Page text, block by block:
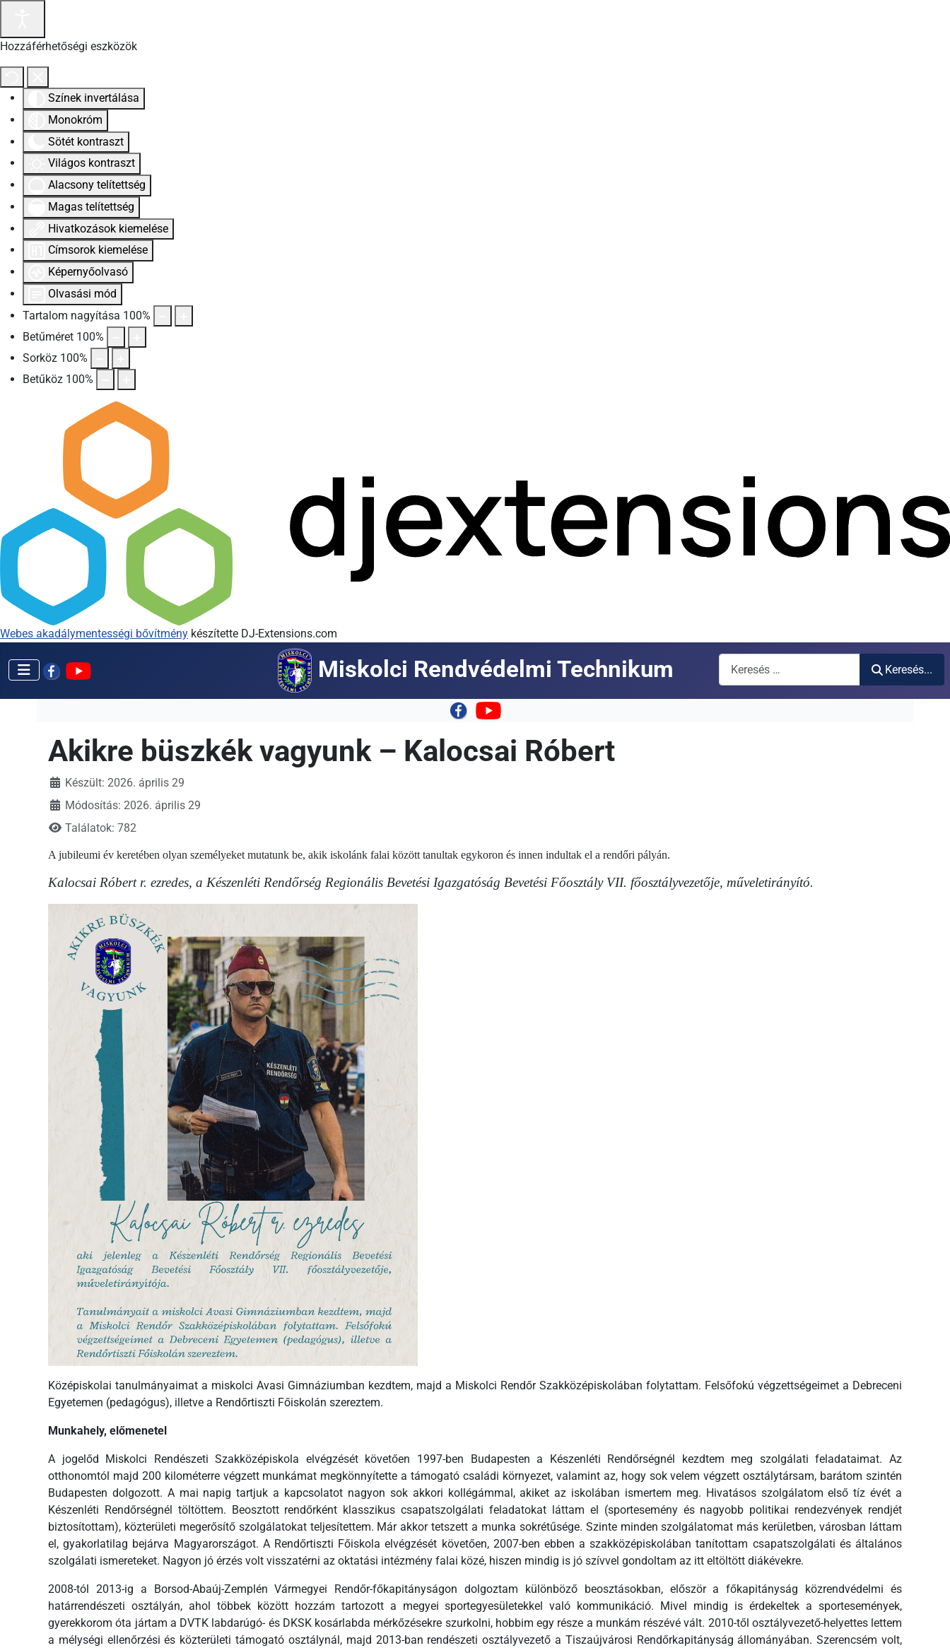
Hozzáférhetőségi eszközök
Színek invertálása
Monokróm
Sötét kontraszt
Világos kontraszt
Alacsony telítettség
Magas telítettség
Hivatkozások kiemelése
Címsorok kiemelése
Képernyőolvasó
Olvasási mód
Tartalom nagyítása 100%
Betűméret 100%
Sorköz 100%
Betűköz 100%
Webes akadálymentességi bővítmény készítette DJ-Extensions.com
Miskolci Rendvédelmi Technikum Keresés...
Akikre büszkék vagyunk – Kalocsai Róbert
Készült: 2026. április 29
Módosítás: 2026. április 29
Találatok: 782
A jubileumi év keretében olyan személyeket mutatunk be, akik iskolánk falai között tanultak egykoron és innen indultak el a rendőri pályán.
Kalocsai Róbert r. ezredes, a Készenléti Rendőrség Regionális Bevetési Igazgatóság Bevetési Főosztály VII. főosztályvezetője, műveletirányító.
Középiskolai tanulmányaimat a miskolci Avasi Gimnáziumban kezdtem, majd a Miskolci Rendőr Szakközépiskolában folytattam. Felsőfokú végzettségeimet a Debreceni
Egyetemen (pedagógus), illetve a Rendőrtiszti Főiskolán szereztem.
Munkahely, előmenetel
A jogelőd Miskolci Rendészeti Szakközépiskola elvégzését követően 1997-ben Budapesten a Készenléti Rendőrségnél kezdtem meg szolgálati feladataimat. Az
otthonomtól majd 200 kilométerre végzett munkámat megkönnyítette a támogató családi környezet, valamint az, hogy sok velem végzett osztálytársam, barátom szintén
Budapesten dolgozott. A mai napig tartjuk a kapcsolatot nagyon sok akkori kollégámmal, akiket az iskolában ismertem meg. Hivatásos szolgálatom első tíz évét a
Készenléti Rendőrségnél töltöttem. Beosztott rendőrként klasszikus csapatszolgálati feladatokat láttam el (sportesemény és nagyobb politikai rendezvények rendjét
biztosítottam), közterületi megerősítő szolgálatokat teljesítettem. Már akkor tetszett a munka sokrétűsége. Szinte minden szolgálatomat más kerületben, városban láttam
el, gyakorlatilag bejárva Magyarországot. A Rendőrtiszti Főiskola elvégzését követően, 2007-ben ebben a szakközépiskolában tanítottam csapatszolgálati és általános
szolgálati ismereteket. Nagyon jó érzés volt visszatérni az oktatási intézmény falai közé, hiszen mindig is jó szívvel gondoltam az itt eltöltött diákévekre.
2008-tól 2013-ig a Borsod-Abaúj-Zemplén Vármegyei Rendőr-főkapitányságon dolgoztam különböző beosztásokban, először a főkapitányság közrendvédelmi és
határrendészeti osztályán, ahol többek között hozzám tartozott a megyei sportegyesületekkel való kommunikáció. Mivel mindig is érdekeltek a sportesemények,
gyerekkorom óta jártam a DVTK labdarúgó- és DKSK kosárlabda mérkőzésekre szurkolni, hobbim egy része a munkám részévé vált. 2010-től osztályvezető-helyettes lettem
a mélységi ellenőrzési és közterületi támogató osztálynál, majd 2013-ban rendészeti osztályvezető a Tiszaújvárosi Rendőrkapitányság állományában. Szerencsém volt,